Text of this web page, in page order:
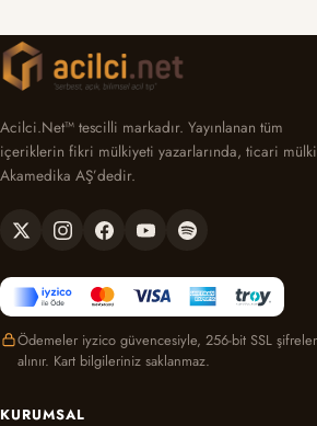
Acilci.Net™ tescilli markadır. Yayınlanan tüm
içeriklerin fikri mülkiyeti yazarlarında, ticari
Akamedika AŞ’dedir.
Ödemeler iyzico güvencesiyle, 256-bit SSL
alınır. Kart bilgileriniz saklanmaz.
KURUMSAL